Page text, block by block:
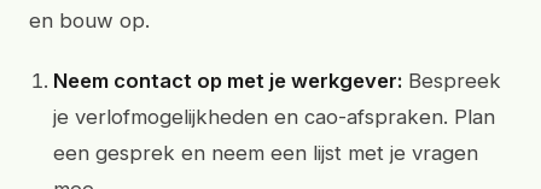
en bouw op.
Neem contact op met je werkgever: Bespreek
je verlofmogelijkheden en cao-afspraken. Plan
een gesprek en neem een lijst met je vragen